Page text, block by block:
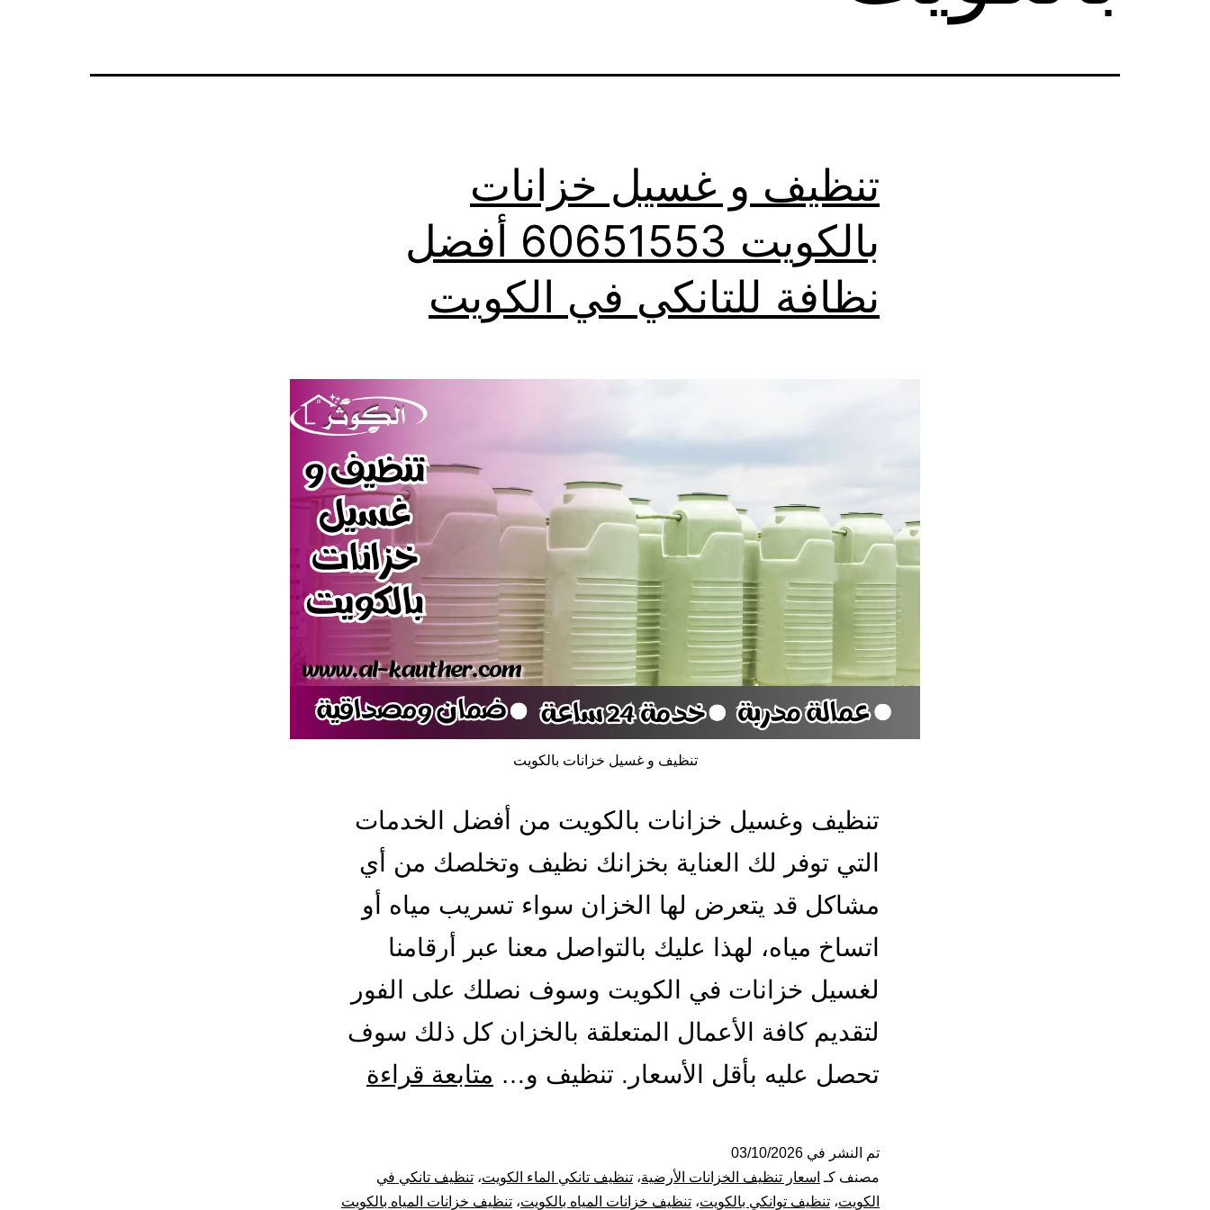
تنظيف و غسيل خزانات
بالكويت 60651553 أفضل
نظافة للتانكي في الكويت
تنظيف و غسيل خزانات بالكويت
تنظيف وغسيل خزانات بالكويت من أفضل الخدمات
التي توفر لك العناية بخزانك نظيف وتخلصك من أي
مشاكل قد يتعرض لها الخزان سواء تسريب مياه أو
اتساخ مياه، لهذا عليك بالتواصل معنا عبر أرقامنا
لغسيل خزانات في الكويت وسوف نصلك على الفور
لتقديم كافة الأعمال المتعلقة بالخزان كل ذلك سوف
تحصل عليه بأقل الأسعار. تنظيف و… متابعة قراءة
خزانات
تم النشر في 03/10/2026
مصنف كـ اسعار تنظيف الخزانات الأرضية، تنظيف تانكي الماء الكويت، تنظيف تانكي في
الكويت، تنظيف توانكي بالكويت، تنظيف خزانات المياه بالكويت، تنظيف خزانات المياه بالكويت